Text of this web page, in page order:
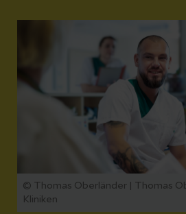
© Thomas Oberländer | Thomas
Kliniken